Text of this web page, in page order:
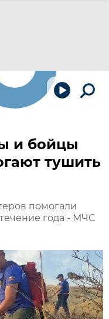
и бойцы
тушить
помогали
года - МЧС